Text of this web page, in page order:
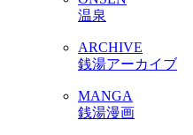
温泉
ARCHIVE
銭湯アーカイブ
MANGA
銭湯漫画